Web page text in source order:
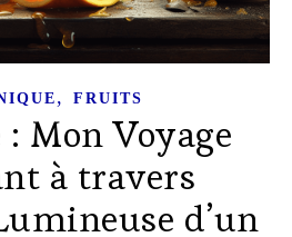
, FRUITS
: Mon Voyage
à travers
d’un